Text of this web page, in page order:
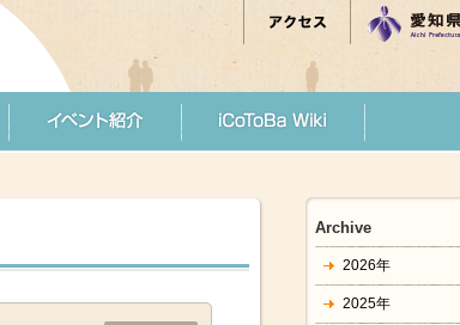
Archive
2026年
2025年